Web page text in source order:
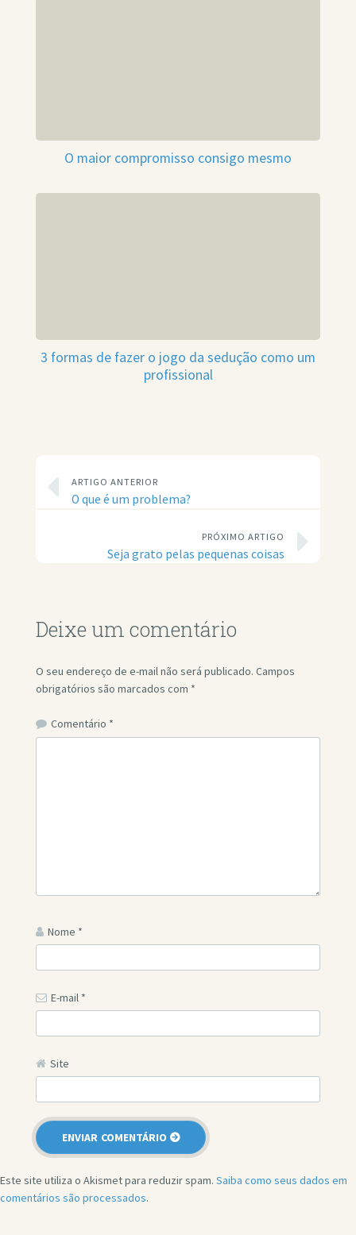
O maior compromisso consigo mesmo
3 formas de fazer o jogo da sedução como um
profissional
ARTIGO ANTERIOR
O que é um problema?
PRÓXIMO ARTIGO
Seja grato pelas pequenas coisas
Deixe um comentário
O seu endereço de e-mail não será publicado. Campos
obrigatórios são marcados com *
Comentário *
Nome *
E-mail *
Site
Este site utiliza o Akismet para reduzir spam. Saiba como seus dados em
comentários são processados.